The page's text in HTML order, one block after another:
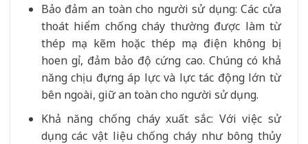
Bảo đảm an toàn cho người sử dụng: Các cửa
thoát hiểm chống cháy thường được làm từ
thép mạ kẽm hoặc thép mạ điện không bị
hoen gỉ, đảm bảo độ cứng cao. Chúng có khả
năng chịu đựng áp lực và lực tác động lớn từ
bên ngoài, giữ an toàn cho người sử dụng.
Khả năng chống cháy xuất sắc: Với việc sử
dụng các vật liệu chống cháy như bông thủy